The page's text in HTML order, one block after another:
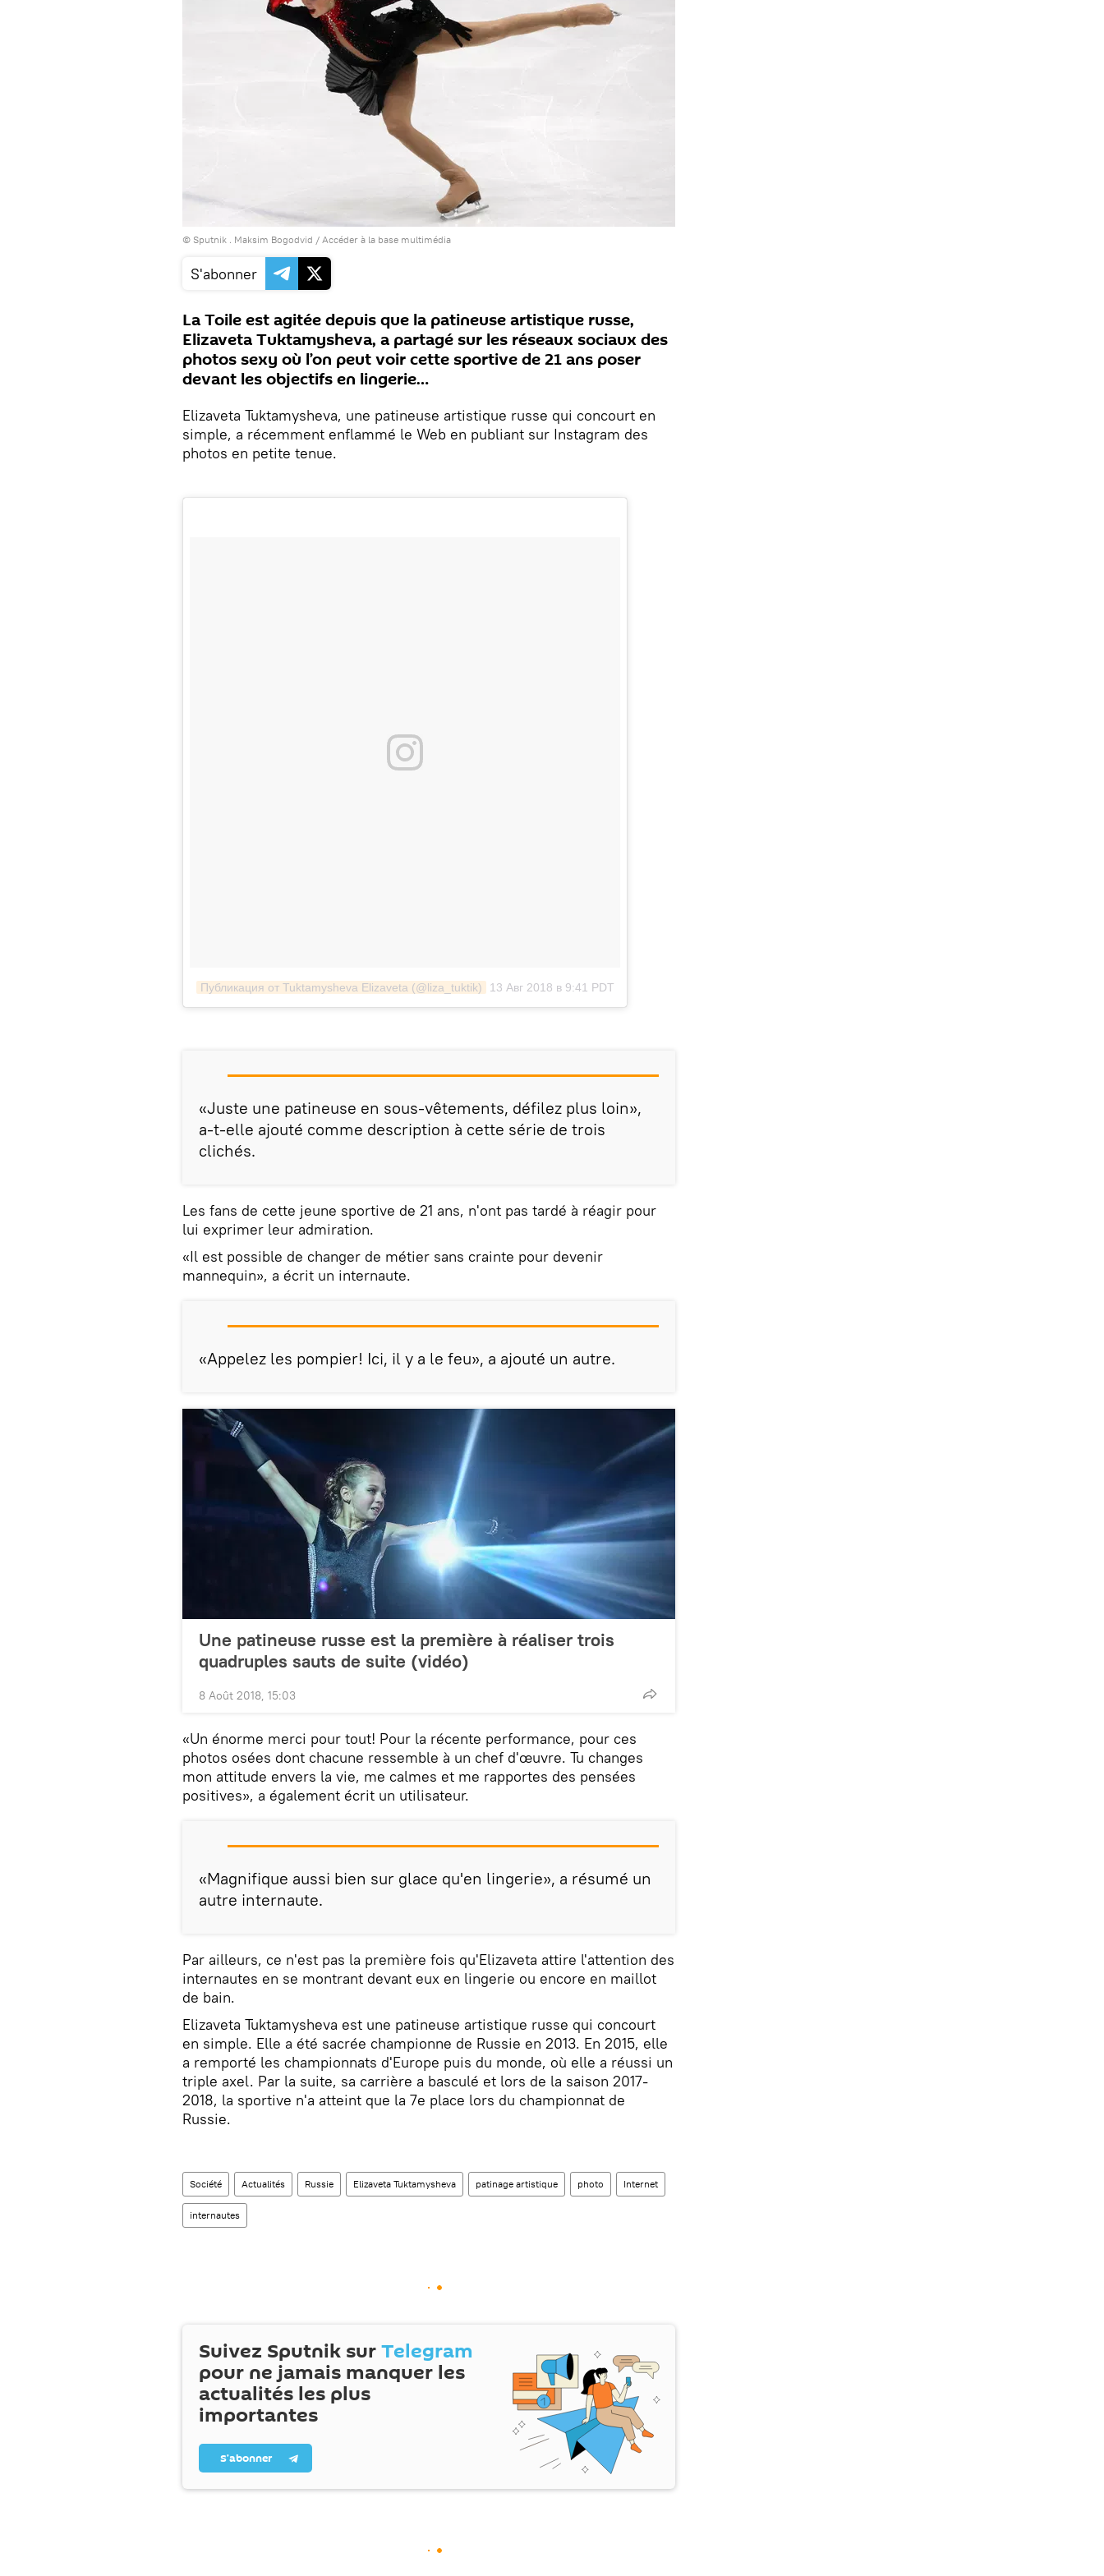
© Sputnik . Maksim Bogodvid / Accéder à la base multimédia
S'abonner
La Toile est agitée depuis que la patineuse artistique russe,
Elizaveta Tuktamysheva, a partagé sur les réseaux sociaux des
photos sexy où l’on peut voir cette sportive de 21 ans poser
devant les objectifs en lingerie…
Elizaveta Tuktamysheva, une patineuse artistique russe qui concourt en
simple, a récemment enflammé le Web en publiant sur Instagram des
photos en petite tenue.
Публикация от Tuktamysheva Elizaveta (@liza_tuktik) 13 Авг 2018 в 9:41 PDT
«Juste une patineuse en sous-vêtements, défilez plus loin»,
a-t-elle ajouté comme description à cette série de trois
clichés.
Les fans de cette jeune sportive de 21 ans, n'ont pas tardé à réagir pour
lui exprimer leur admiration.
«Il est possible de changer de métier sans crainte pour devenir
mannequin», a écrit un internaute.
«Appelez les pompier! Ici, il y a le feu», a ajouté un autre.
Une patineuse russe est la première à réaliser trois
quadruples sauts de suite (vidéo)
8 Août 2018, 15:03
«Un énorme merci pour tout! Pour la récente performance, pour ces
photos osées dont chacune ressemble à un chef d'œuvre. Tu changes
mon attitude envers la vie, me calmes et me rapportes des pensées
positives», a également écrit un utilisateur.
«Magnifique aussi bien sur glace qu'en lingerie», a résumé un
autre internaute.
Par ailleurs, ce n'est pas la première fois qu'Elizaveta attire l'attention des
internautes en se montrant devant eux en lingerie ou encore en maillot
de bain.
Elizaveta Tuktamysheva est une patineuse artistique russe qui concourt
en simple. Elle a été sacrée championne de Russie en 2013. En 2015, elle
a remporté les championnats d'Europe puis du monde, où elle a réussi un
triple axel. Par la suite, sa carrière a basculé et lors de la saison 2017-
2018, la sportive n'a atteint que la 7e place lors du championnat de
Russie.
Société Actualités Russie Elizaveta Tuktamysheva patinage artistique photo Internet
internautes
Suivez Sputnik surTelegram
pour ne jamais manquer les
actualités les plus
importantes
S’abonner